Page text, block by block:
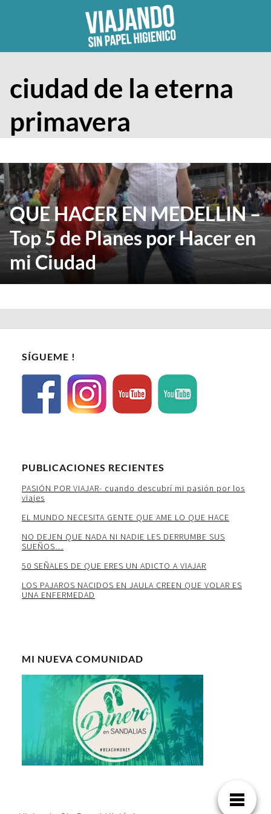
ciudad de la eterna
primavera
QUE HACER EN MEDELLIN –
Top 5 de Planes por Hacer en
mi Ciudad
SÍGUEME !
PUBLICACIONES RECIENTES
PASIÓN POR VIAJAR- cuando descubrí mi pasión por los
viajes
EL MUNDO NECESITA GENTE QUE AME LO QUE HACE
NO DEJEN QUE NADA NI NADIE LES DERRUMBE SUS
SUEÑOS…
50 SEÑALES DE QUE ERES UN ADICTO A VIAJAR
LOS PAJAROS NACIDOS EN JAULA CREEN QUE VOLAR ES
UNA ENFERMEDAD
MI NUEVA COMUNIDAD